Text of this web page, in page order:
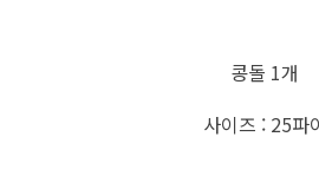
콩돌 1개
사이즈 : 25파